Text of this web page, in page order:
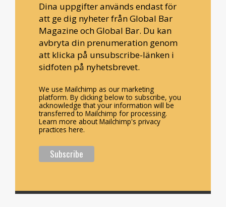
Dina uppgifter används endast för
att ge dig nyheter från Global Bar
Magazine och Global Bar. Du kan
avbryta din prenumeration genom
att klicka på unsubscribe-länken i
sidfoten på nyhetsbrevet.
We use Mailchimp as our marketing
platform. By clicking below to subscribe, you
acknowledge that your information will be
transferred to Mailchimp for processing.
Learn more about Mailchimp's privacy
practices here.